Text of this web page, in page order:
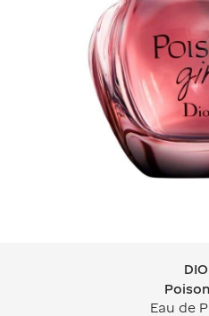
Eau de